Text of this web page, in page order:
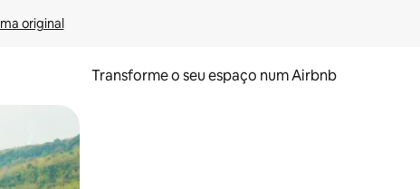
original
Transforme o seu espaço num Airbnb